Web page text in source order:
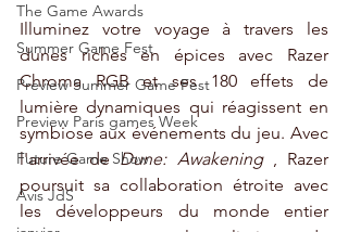
The Game Awards
Summer Game Fest
Preview Summer Game Fest
Preview Paris games Week
Future Game Show
Avis JdS
Illuminez votre voyage à travers les
dunes riches en épices avec Razer
Chroma RGB et ses 180 effets de
lumière dynamiques qui réagissent en
symbiose aux événements du jeu. Avec
l'arrivée de Dune: Awakening , Razer
poursuit sa collaboration étroite avec
les développeurs du monde entier